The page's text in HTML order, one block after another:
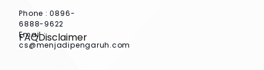
Phone : 0896-
6888-9622
Email :
cs@menjadipengaruh.com
FAQDisclaimer